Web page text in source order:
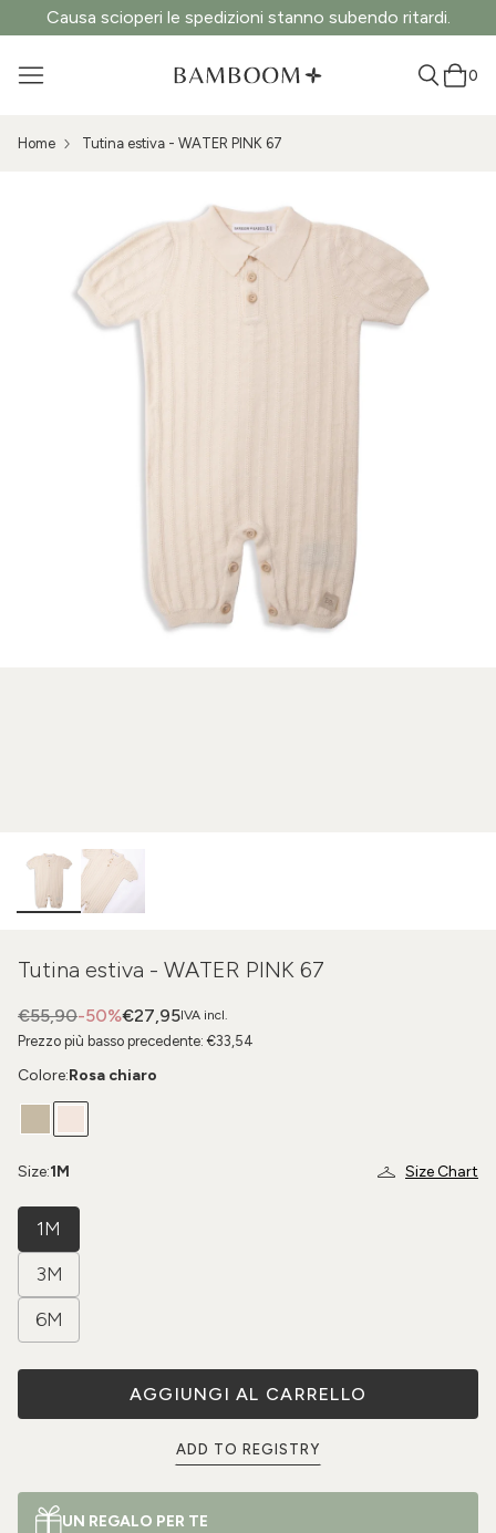
Causa scioperi le spedizioni stanno subendo ritardi.
0
Home Tutina estiva - WATER PINK 67
Tutina estiva - WATER PINK 67
IVA incl.
-50%
€55,90 €27,95
Prezzo più basso precedente:€33,54
Colore:Rosa chiaro
Size Chart
Size:1M
1M
3M
6M
AGGIUNGI AL CARRELLO
ADD TO REGISTRY
UN REGALO PER TE